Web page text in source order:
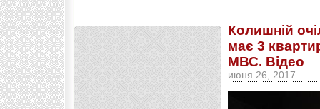
Колишній
має 3
МВС. Відео
июня 26, 2017